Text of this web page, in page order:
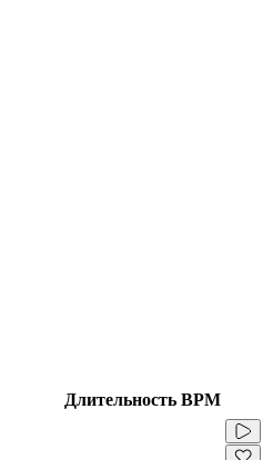
Длительность BPM